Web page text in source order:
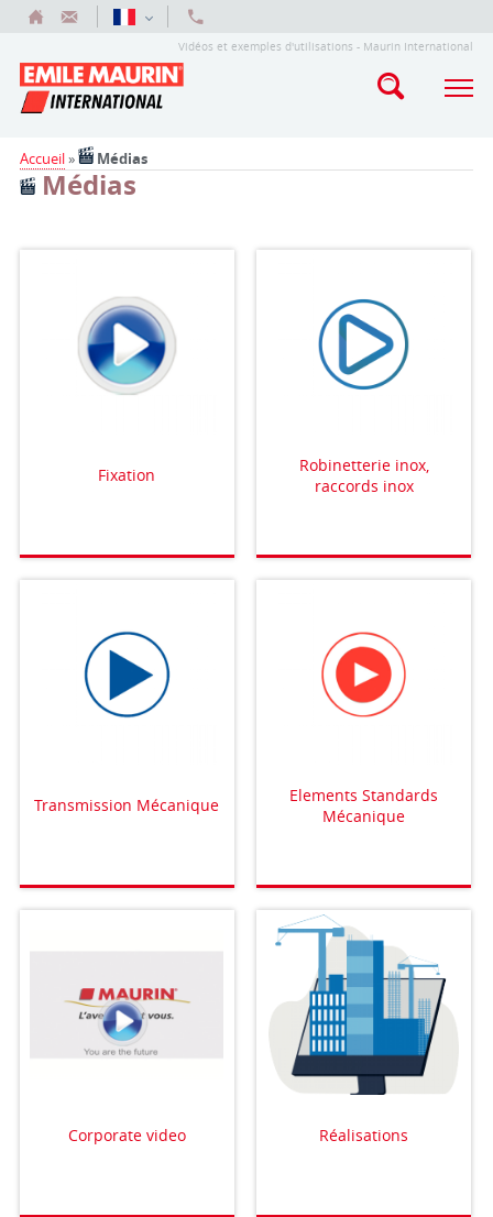
Vidéos et exemples d'utilisations - Maurin International
Accueil» Médias
Médias
Fixation
Robinetterie inox,
raccords inox
Transmission Mécanique
Elements Standards
Mécanique
Corporate video Réalisations